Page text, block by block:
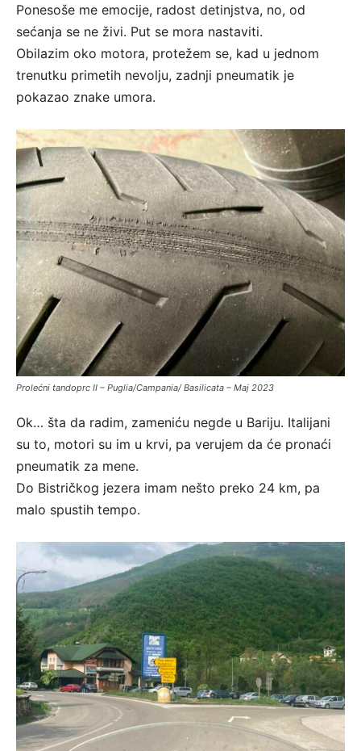
Ponesoše me emocije, radost detinjstva, no, od
sećanja se ne živi. Put se mora nastaviti.
Obilazim oko motora, protežem se, kad u jednom
trenutku primetih nevolju, zadnji pneumatik je
pokazao znake umora.
Prolećni tandoprc II – Puglia/Campania/ Basilicata – Maj 2023
Ok… šta da radim, zameniću negde u Bariju. Italijani
su to, motori su im u krvi, pa verujem da će pronaći
pneumatik za mene.
Do Bistričkog jezera imam nešto preko 24 km, pa
malo spustih tempo.